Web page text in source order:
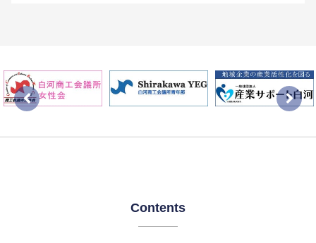
Contents